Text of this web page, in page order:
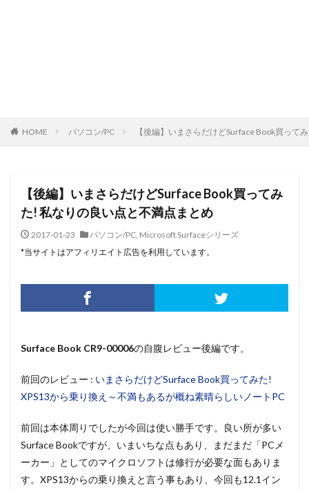
HOME パソコン/PC 【後編】いまさらだけどSurface Book買って
【後編】いまさらだけどSurface Book買ってみ
た! 私なりの良い点と不満点まとめ
2017-01-23 パソコン/PC, Microsoft Surfaceシリーズ
*当サイトはアフィリエイト広告を利用しています。
Surface Book CR9-00006の自腹レビュー後編です。
前回のレビュー : いまさらだけどSurface Book買ってみた!
XPS13から乗り換え～不満もあるが概ね素晴らしいノートPC
前回は本体周りでしたが今回は使い勝手です。良い所が多い
Surface Bookですが、いまいちな点もあり、まだまだ「PCメ
ーカー」としてのマイクロソフトは修行が必要な面もありま
す。XPS13からの乗り換えと言う事もあり、今回も12.1イン